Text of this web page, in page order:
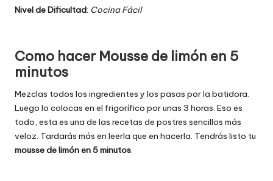
Nivel de Dificultad: Cocina Fácil
Como hacer Mousse de limón en 5
minutos
Mezclas todos los ingredientes y los pasas por la batidora.
Luego lo colocas en el frigorífico por unas 3 horas. Eso es
todo, esta es una de las recetas de postres sencillos más
veloz. Tardarás más en leerla que en hacerla. Tendrás listo tu
mousse de limón en 5 minutos.